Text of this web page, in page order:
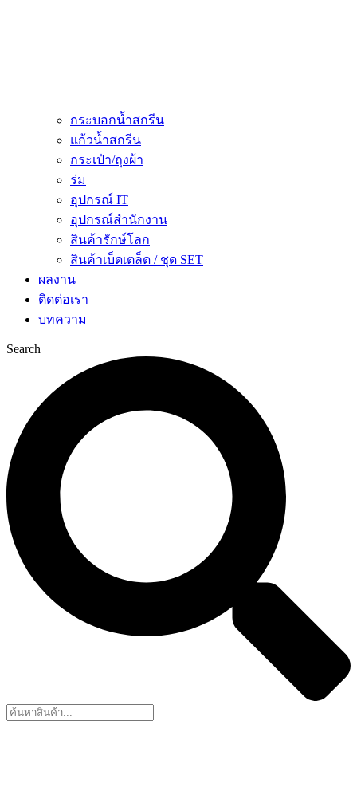
กระบอกน้ำสกรีน
แก้วน้ำสกรีน
กระเป๋า/ถุงผ้า
ร่ม
อุปกรณ์ IT
อุปกรณ์สำนักงาน
สินค้ารักษ์โลก
สินค้าเบ็ดเตล็ด / ชุด SET
ผลงาน
ติดต่อเรา
บทความ
Search